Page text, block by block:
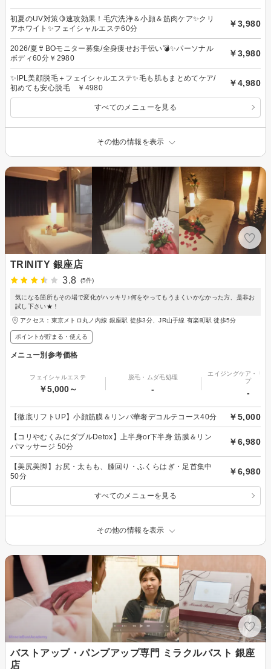
初夏のUV対策🍋速攻効果！毛穴洗浄＆小顔＆筋肉ケア✨クリ
アホワイト✨フェイシャルエステ60分
￥3,980
2026/夏👙BOモニター募集/全身痩せお手伝い💣✨パーソナル
ボディ60分￥2980
￥3,980
✨IPL美顔脱毛＋フェイシャルエステ✨毛も肌もまとめてケア/
初めても安心脱毛 ￥4980
￥4,980
すべてのメニューを見る
その他の情報を表示
TRINITY 銀座店
3.8
(5件)
気になる箇所もその場で変化がハッキリ♪何をやってもうまくいかなかった方、是非お
試し下さい★！
アクセス：東京メトロ丸ノ内線 銀座駅 徒歩3分、JR山手線 有楽町駅 徒歩5分
ポイントが貯まる・使える
メニュー別参考価格
フェイシャルエステ
￥5,000～
脱毛・ムダ毛処理
-
エイジングケア・リ
プ
-
【徹底リフトUP】小顔筋膜＆リンパ華奢デコルテコース40分 ￥5,000
【コリやむくみにダブルDetox】上半身or下半身 筋膜＆リン
パマッサージ 50分
￥6,980
【美尻美脚】お尻・太もも、膝回り・ふくらはぎ・足首集中
50分
￥6,980
すべてのメニューを見る
その他の情報を表示
バストアップ・パンプアップ専門 ミラクルバスト 銀座
店